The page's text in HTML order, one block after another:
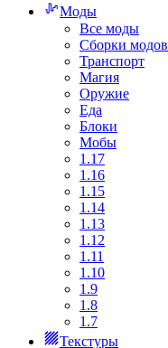
Моды
Все моды
Сборки модов
Транспорт
Магия
Оружие
Еда
Блоки
Мобы
1.17
1.16
1.15
1.14
1.13
1.12
1.11
1.10
1.9
1.8
1.7
Текстуры